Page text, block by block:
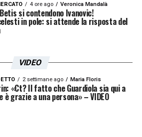
4 ore ago Veronica Mandalà
si contendono Ivanovic!
in pole: si attende la risposta del
VIDEO
2 settimane ago Maria Floris
«Ct? Il fatto che Guardiola sia qui a
è grazie a una persona» – VIDEO